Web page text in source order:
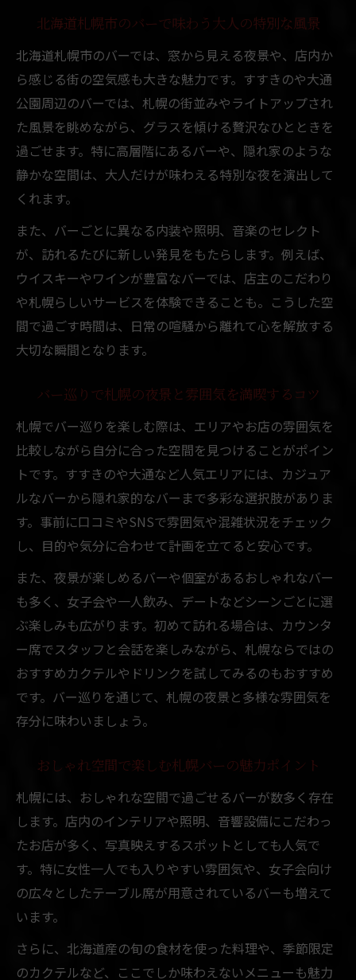
方
安心感が魅力の札幌バー選びのポイント解
説
夜景と共に味わう札幌らしいバーの魅力
札幌の夜景とバー雰囲気が織りなす贅沢な
験
雰囲気抜群のバーで札幌の風景を満喫する
夜景が映えるおしゃれな札幌バーの魅力発
見
び方
初めてでも入りやすい札幌のバー風景
初心者でも安心な札幌のバー雰囲気を解説
札幌バーで過ごす初めての夜を楽しむポイ
ント
気軽に入れる札幌バーの風景と選び方のコ
ツ
バー初心者が札幌で体感できる雰囲気の魅
力
北海道札幌市で歓迎されるバー空間の特徴
カジュアルに楽しむ札幌の隠れ家バー紹介
札幌の隠れ家バーで味わうカジュアルな雰
囲気
バー巡り好きに人気の札幌隠れ家風景を解
説
方
札幌市の隠れ家バー雰囲気と魅力的な空間
選び
隠れ家バーで感じる札幌らしい風景と雰囲
北海道札幌市のバーで味わう大人の特別な風景
北海道札幌市のバーでは、窓から見える夜景や、店内か
ら感じる街の空気感も大きな魅力です。すすきのや大通
公園周辺のバーでは、札幌の街並みやライトアップされ
た風景を眺めながら、グラスを傾ける贅沢なひとときを
過ごせます。特に高層階にあるバーや、隠れ家のような
静かな空間は、大人だけが味わえる特別な夜を演出して
くれます。
また、バーごとに異なる内装や照明、音楽のセレクト
が、訪れるたびに新しい発見をもたらします。例えば、
ウイスキーやワインが豊富なバーでは、店主のこだわり
や札幌らしいサービスを体験できることも。こうした空
間で過ごす時間は、日常の喧騒から離れて心を解放する
大切な瞬間となります。
バー巡りで札幌の夜景と雰囲気を満喫するコツ
札幌でバー巡りを楽しむ際は、エリアやお店の雰囲気を
比較しながら自分に合った空間を見つけることがポイン
トです。すすきのや大通など人気エリアには、カジュア
ルなバーから隠れ家的なバーまで多彩な選択肢がありま
す。事前に口コミやSNSで雰囲気や混雑状況をチェック
し、目的や気分に合わせて計画を立てると安心です。
また、夜景が楽しめるバーや個室があるおしゃれなバー
も多く、女子会や一人飲み、デートなどシーンごとに選
ぶ楽しみも広がります。初めて訪れる場合は、カウンタ
ー席でスタッフと会話を楽しみながら、札幌ならではの
おすすめカクテルやドリンクを試してみるのもおすすめ
です。バー巡りを通じて、札幌の夜景と多様な雰囲気を
存分に味わいましょう。
おしゃれ空間で楽しむ札幌バーの魅力ポイント
札幌には、おしゃれな空間で過ごせるバーが数多く存在
します。店内のインテリアや照明、音響設備にこだわっ
たお店が多く、写真映えするスポットとしても人気で
す。特に女性一人でも入りやすい雰囲気や、女子会向け
の広々としたテーブル席が用意されているバーも増えて
います。
さらに、北海道産の旬の食材を使った料理や、季節限定
のカクテルなど、ここでしか味わえないメニューも魅力